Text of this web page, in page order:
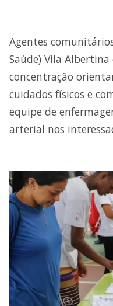
Agentes
Saúde) Vila
concentração
cuidados físicos e
equipe de
arterial nos